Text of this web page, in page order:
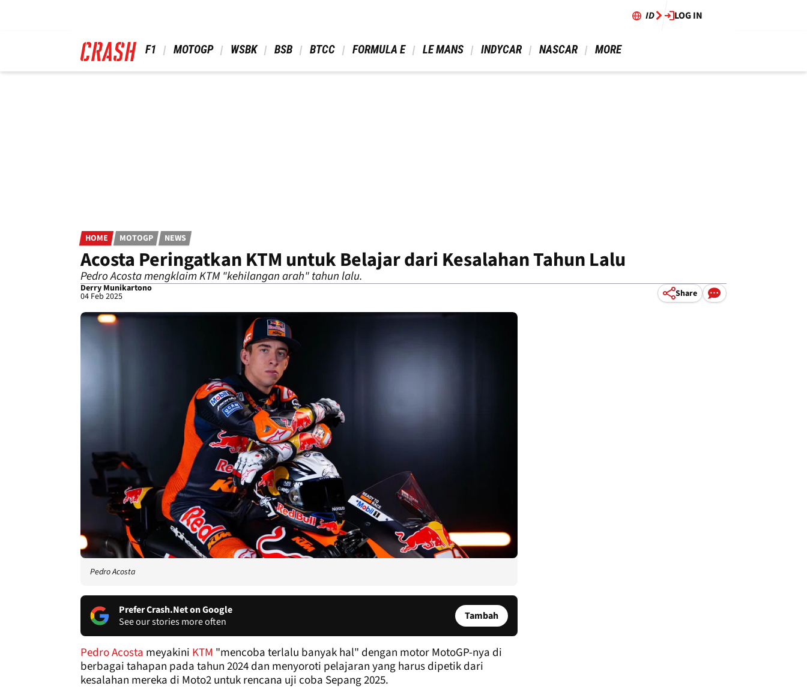
ID LOG IN
F1 MOTOGP WSBK BSB BTCC FORMULA E LE MANS INDYCAR NASCAR MORE
HOME MOTOGP NEWS
Acosta Peringatkan KTM untuk Belajar dari Kesalahan Tahun Lalu
Pedro Acosta mengklaim KTM "kehilangan arah" tahun lalu.
Derry Munikartono
04 Feb 2025 Share
Pedro Acosta
Prefer Crash.Net on Google
See our stories more often
Tambah
Pedro Acosta meyakini KTM "mencoba terlalu banyak hal" dengan motor MotoGP-nya di
berbagai tahapan pada tahun 2024 dan menyoroti pelajaran yang harus dipetik dari
kesalahan mereka di Moto2 untuk rencana uji coba Sepang 2025.